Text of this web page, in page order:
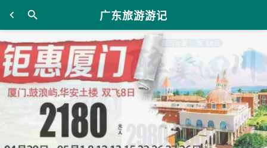
广东旅游游记